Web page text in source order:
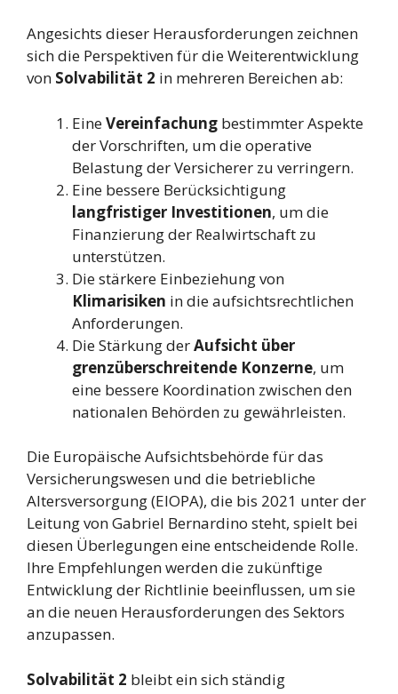
Angesichts dieser Herausforderungen zeichnen
sich die Perspektiven für die Weiterentwicklung
von Solvabilität 2 in mehreren Bereichen ab:
EineVereinfachung bestimmter Aspekte
der Vorschriften, um die operative
Belastung der Versicherer zu verringern.
Eine bessere Berücksichtigung
langfristiger Investitionen, um die
Finanzierung der Realwirtschaft zu
unterstützen.
Die stärkere Einbeziehung von
Klimarisiken in die aufsichtsrechtlichen
Anforderungen.
Die Stärkung derAufsicht über
grenzüberschreitende Konzerne, um
eine bessere Koordination zwischen den
nationalen Behörden zu gewährleisten.
Die Europäische Aufsichtsbehörde für das
Versicherungswesen und die betriebliche
Altersversorgung (EIOPA), die bis 2021 unter der
Leitung von Gabriel Bernardino steht, spielt bei
diesen Überlegungen eine entscheidende Rolle.
Ihre Empfehlungen werden die zukünftige
Entwicklung der Richtlinie beeinflussen, um sie
an die neuen Herausforderungen des Sektors
anzupassen.
Solvabilität 2 bleibt ein sich ständig